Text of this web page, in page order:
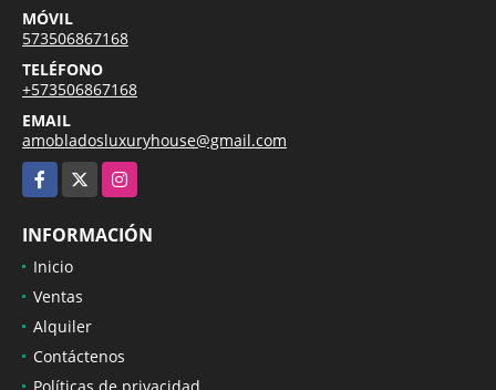
MÓVIL
573506867168
TELÉFONO
+573506867168
EMAIL
amobladosluxuryhouse@gmail.com
Facebook
Instagram
INFORMACIÓN
Inicio
Ventas
Alquiler
Contáctenos